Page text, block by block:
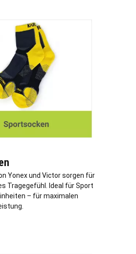
Yonex und Victor sorgen für
Tragegefühl. Ideal für Sport
– für maximalen